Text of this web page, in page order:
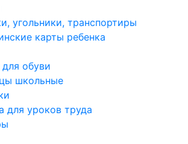
угольники, транспортиры
карты ребенка
обуви
школьные
для уроков труда